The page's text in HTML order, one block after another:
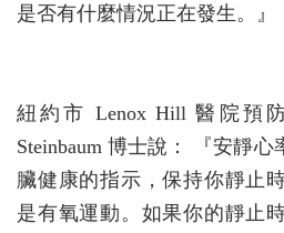
是否有什麼情況正在發生。』
紐約市 Lenox Hill 醫院預
Steinbaum 博士說： 『安靜
臟健康的指示，保持你靜止
是有氧運動。如果你的靜止